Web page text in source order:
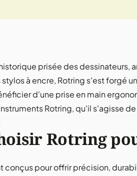
prisée des
à encre, Rotring s'est forgé
d'une prise en main
Rotring, qu'il s'agisse
Rotring
conçus pour offrir précision,